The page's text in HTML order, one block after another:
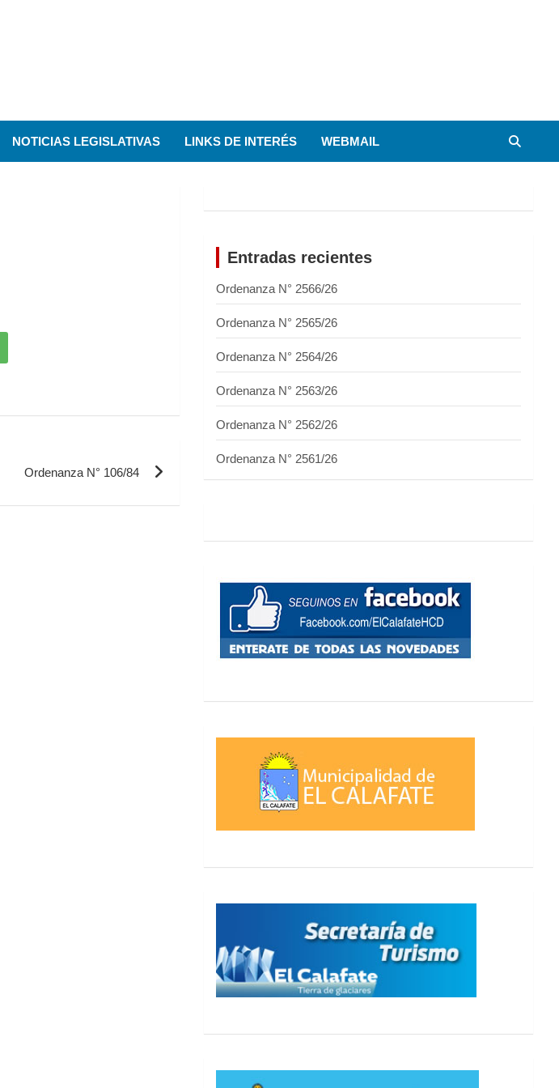
NOTICIAS LEGISLATIVAS LINKS DE INTERÉS WEBMAIL
Ordenanza N° 106/84
Entradas recientes
Ordenanza N° 2566/26
Ordenanza N° 2565/26
Ordenanza N° 2564/26
Ordenanza N° 2563/26
Ordenanza N° 2562/26
Ordenanza N° 2561/26